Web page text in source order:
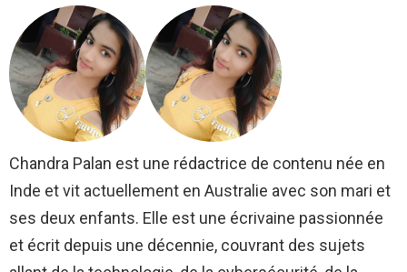
Chandra Palan est une rédactrice de contenu née en
Inde et vit actuellement en Australie avec son mari et
ses deux enfants. Elle est une écrivaine passionnée
et écrit depuis une décennie, couvrant des sujets